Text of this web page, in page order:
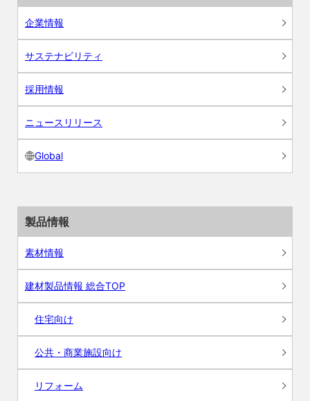
企業情報
サステナビリティ
採用情報
ニュースリリース
Global
製品情報
素材情報
建材製品情報 総合TOP
住宅向け
公共・商業施設向け
リフォーム